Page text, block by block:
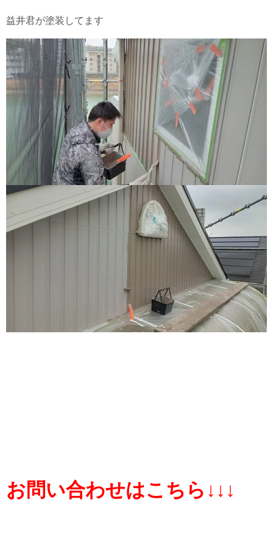
益井君が塗装してます
お問い合わせはこちら↓↓↓